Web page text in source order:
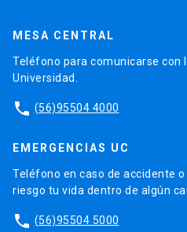
MESA CENTRAL
Teléfono para comunicarse con
Universidad.
phone (56)95504 4000
EMERGENCIAS UC
Teléfono en caso de accidente
riesgo tu vida dentro de algún
phone (56)95504 5000